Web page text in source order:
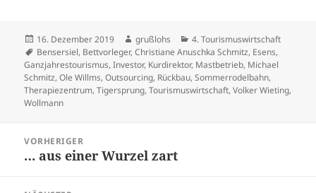
Veröffentlicht
am
16. Dezember 2019 Autor
grußlohs Kategorien
4. Tourismuswirtschaft
Schlagwörter
Bensersiel, Bettvorleger,Christiane Anuschka Schmitz, Esens,
Ganzjahrestourismus,Investor, Kurdirektor, Mastbetrieb, Michael
Schmitz,Ole Willms,Outsourcing, Rückbau,Sommerrodelbahn,
Therapiezentrum,Tigersprung,Tourismuswirtschaft,Volker Wieting,
Wollmann
VORHERIGER
Vorheriger
… aus einer Wurzel zart